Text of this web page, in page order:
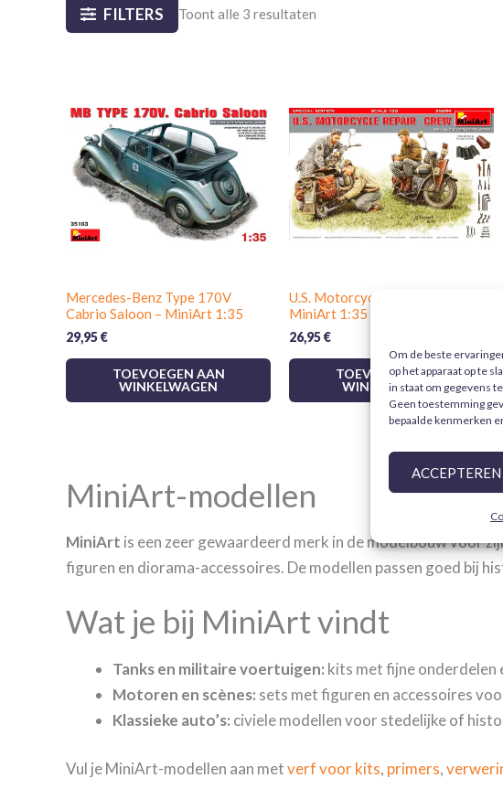
Om de beste
op het apparaat op te
in staat om gegevens
Geen toestemming
bepaalde kenmerken
ACCEPTEREN
FILTERS Toont alle 3 resultaten
Mercedes-Benz Type 170V
Cabrio Saloon – MiniArt 1:35
29,95€
TOEVOEGEN AAN
WINKELWAGEN
U.S. Motorcycle Repair Crew –
MiniArt 1:35
26,95€
TOEVOEGEN AAN
WINKELWAGEN
MiniArt-modellen
MiniArt is een zeer gewaardeerd merk in de modelbouw voor
figuren en diorama-accessoires. De modellen passen goed bij
Wat je bij MiniArt vindt
Tanks en militaire voertuigen: kits met fijne onderdelen
Motoren en scènes: sets met figuren en accessoires
Klassieke auto’s: civiele modellen voor stedelijke of
Vul je MiniArt-modellen aan metverf voor kits, primers,